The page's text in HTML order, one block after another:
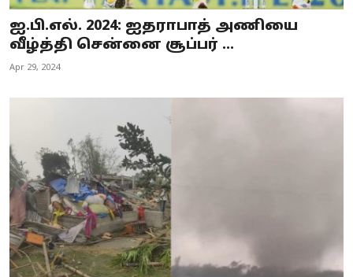
ஐ.பி.எல். 2024: ஐதராபாத் அணியை
வீழ்த்தி சென்னை சூப்பர் ...
Apr 29, 2024